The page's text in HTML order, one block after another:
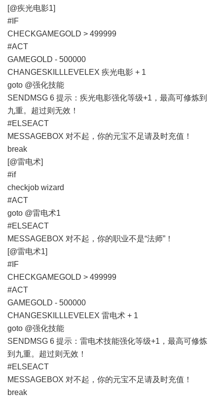
[@疾光电影1]
#IF
CHECKGAMEGOLD > 499999
#ACT
GAMEGOLD - 500000
CHANGESKILLLEVELEX 疾光电影 + 1
goto @强化技能
SENDMSG 6 提示：疾光电影强化等级+1，最高可修炼到
九重。超过则无效！
#ELSEACT
MESSAGEBOX 对不起，你的元宝不足请及时充值！
break
[@雷电术]
#if
checkjob wizard
#ACT
goto @雷电术1
#ELSEACT
MESSAGEBOX 对不起，你的职业不是“法师”！
[@雷电术1]
#IF
CHECKGAMEGOLD > 499999
#ACT
GAMEGOLD - 500000
CHANGESKILLLEVELEX 雷电术 + 1
goto @强化技能
SENDMSG 6 提示：雷电术技能强化等级+1，最高可修炼
到九重。超过则无效！
#ELSEACT
MESSAGEBOX 对不起，你的元宝不足请及时充值！
break